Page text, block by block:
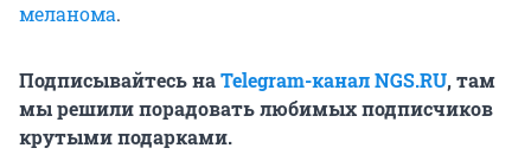
меланома.
Подписывайтесь наTelegram-канал NGS.RU, там
мы решили порадовать любимых подписчиков
крутыми подарками.